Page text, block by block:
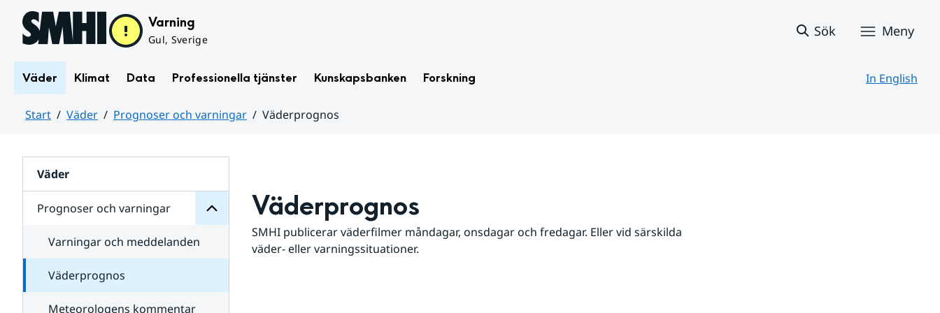
Hoppa till sidans innehåll Varning
Gul, Sverige
Sök Meny
Väder Klimat Data Professionella tjänster Kunskapsbanken Forskning In English
Start Väder Prognoser och varningar
Väderprognos
Väder
Prognoser och varningar
för
varningar
Varningar och meddelanden
Väderprognos
Meteorologens kommentar
Väderprognos
SMHI publicerar väderfilmer måndagar, onsdagar och fredagar. Eller vid särskilda
väder- eller varningssituationer.